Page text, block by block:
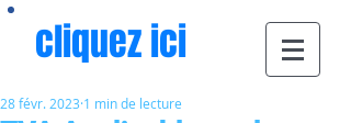
cliquez ici
28 févr. 2023 1 min de lecture